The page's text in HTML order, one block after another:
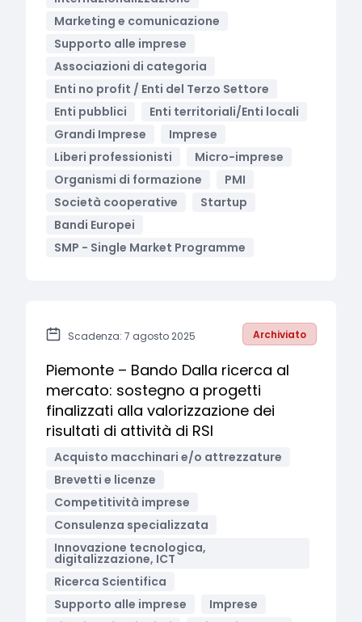
Marketing e comunicazione
Supporto alle imprese
Associazioni di categoria
Enti no profit / Enti del Terzo Settore
Enti pubblici
Enti territoriali/Enti locali
Grandi Imprese
Imprese
Liberi professionisti
Micro-imprese
Organismi di formazione
PMI
Società cooperative
Startup
Bandi Europei
SMP - Single Market Programme
Scadenza: 7 agosto 2025 Archiviato
Piemonte – Bando Dalla ricerca al
mercato: sostegno a progetti
finalizzati alla valorizzazione dei
risultati di attività di RSI
Acquisto macchinari e/o attrezzature
Brevetti e licenze
Competitività imprese
Consulenza specializzata
Innovazione tecnologica,
digitalizzazione, ICT
Ricerca Scientifica
Supporto alle imprese
Imprese